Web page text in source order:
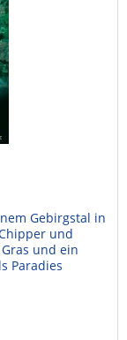
Gebirgstal in
und
und ein
Paradies